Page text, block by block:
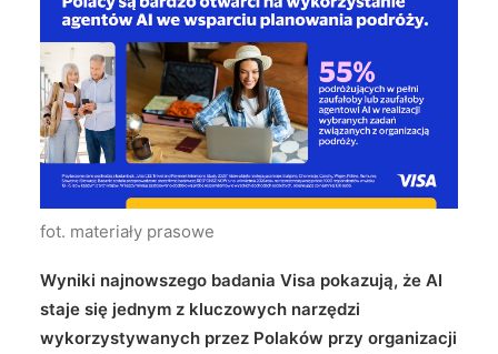
Wyszukiwanie
fot. materiały prasowe
Wyniki najnowszego badania Visa pokazują, że AI
staje się jednym z kluczowych narzędzi
wykorzystywanych przez Polaków przy organizacji